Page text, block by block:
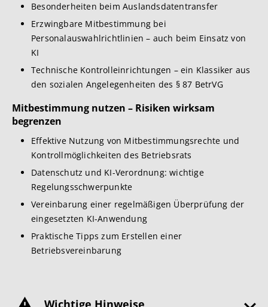
Besonderheiten beim Auslandsdatentransfer
Erzwingbare Mitbestimmung bei
Personalauswahlrichtlinien – auch beim Einsatz von
KI
Technische Kontrolleinrichtungen – ein Klassiker aus
den sozialen Angelegenheiten des § 87 BetrVG
Mitbestimmung nutzen – Risiken wirksam
begrenzen
Effektive Nutzung von Mitbestimmungsrechte und
Kontrollmöglichkeiten des Betriebsrats
Datenschutz und KI-Verordnung: wichtige
Regelungsschwerpunkte
Vereinbarung einer regelmäßigen Überprüfung der
eingesetzten KI-Anwendung
Praktische Tipps zum Erstellen einer
Betriebsvereinbarung
Wichtige Hinweise